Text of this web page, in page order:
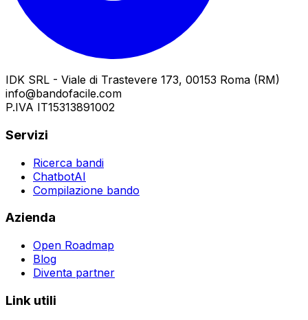
IDK SRL - Viale di Trastevere 173, 00153 Roma (RM)
info@bandofacile.com
P.IVA IT15313891002
Servizi
Ricerca bandi
ChatbotAI
Compilazione bando
Azienda
Open Roadmap
Blog
Diventa partner
Link utili